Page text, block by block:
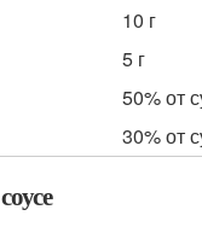
10 г
5 г
50% от
30% от